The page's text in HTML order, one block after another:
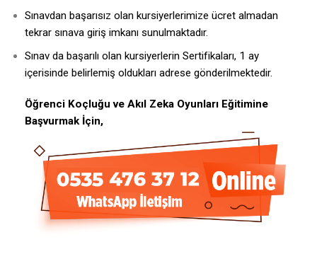
Sınavdan başarısız olan kursiyerlerimize ücret almadan
tekrar sınava giriş imkanı sunulmaktadır.
Sınav da başarılı olan kursiyerlerin Sertifikaları, 1 ay
içerisinde belirlemiş oldukları adrese gönderilmektedir.
Öğrenci Koçluğu ve Akıl Zeka Oyunları Eğitimine
Başvurmak İçin,